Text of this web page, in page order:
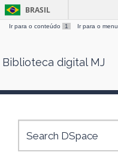
Skip
BRASIL
Ir para o conteúdo 1 Ir para o menu
Biblioteca digital MJ